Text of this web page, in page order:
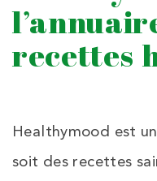
recettes
Healthymood est
soit des recettes